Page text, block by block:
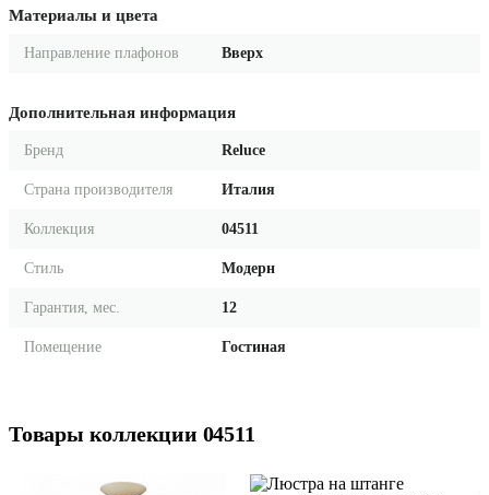
Материалы и цвета
Направление плафонов Вверх
Дополнительная информация
Бренд Reluce
Страна производителя Италия
Коллекция 04511
Стиль Модерн
Гарантия, мес. 12
Помещение Гостиная
Товары коллекции 04511